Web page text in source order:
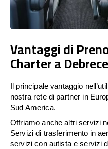
Vantaggi di
Charter a
Il principale vantaggio
nostra rete di partner in
Sud America.
Offriamo anche altri servizi
Servizi di trasferimento in
servizi con autista e servizi